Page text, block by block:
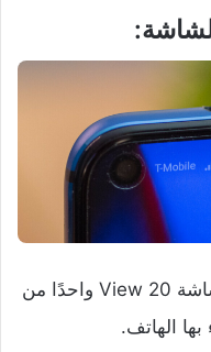
من المحتمل أن يكون الثقب في شاشة View 20 واحدًا من
بها الهاتف.